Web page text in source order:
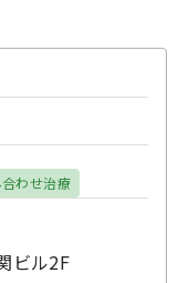
わせ治療
ビル2F